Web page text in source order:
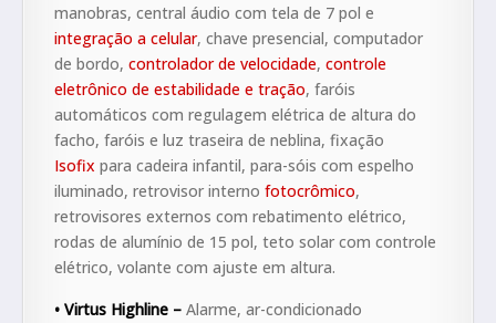
manobras, central áudio com tela de 7 pol e
integração a celular, chave presencial, computador
de bordo, controlador de velocidade, controle
eletrônico de estabilidade e tração, faróis
automáticos com regulagem elétrica de altura do
facho, faróis e luz traseira de neblina, fixação
Isofix para cadeira infantil, para-sóis com espelho
iluminado, retrovisor interno fotocrômico,
retrovisores externos com rebatimento elétrico,
rodas de alumínio de 15 pol, teto solar com controle
elétrico, volante com ajuste em altura.
• Virtus Highline – Alarme, ar-condicionado